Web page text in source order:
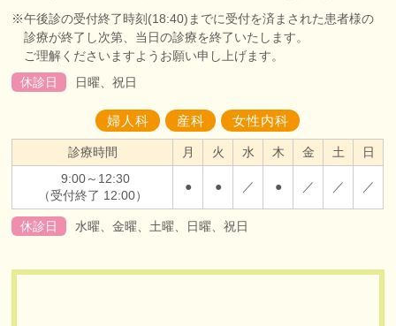
※午後診の受付終了時刻(18:40)までに受付を済まされた患者様の
診療が終了し次第、当日の診療を終了いたします。
ご理解くださいますようお願い申し上げます。
休診日
日曜、祝日
婦人科 産科 女性内科
診療時間 月 火 水 木 金 土
日
9:00～12:30
（受付終了 12:00）
● ● ／ ● ／ ／ ／
休診日 水曜、金曜、土曜、日曜、祝日